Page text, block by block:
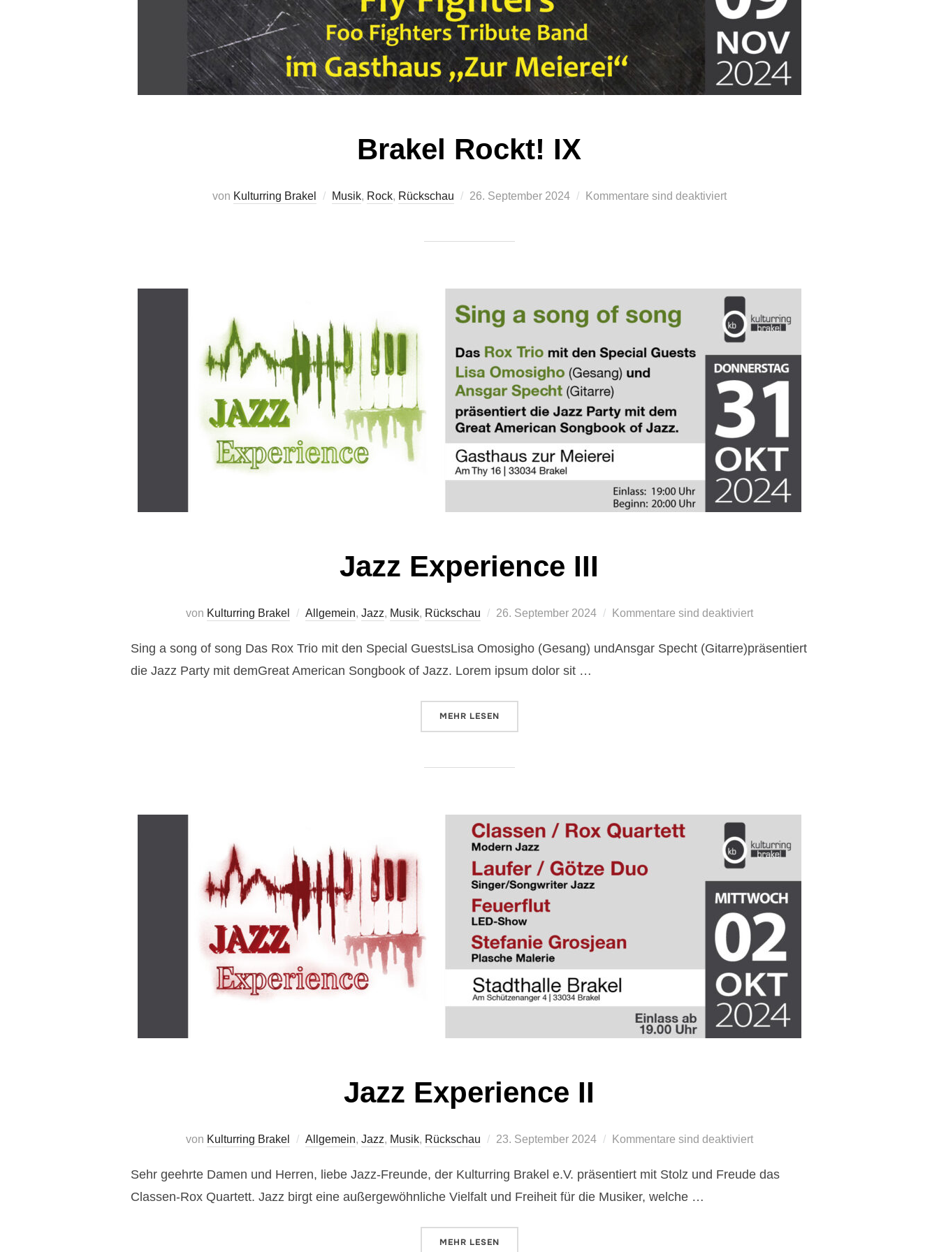
Brakel Rockt! IX
von Kulturring Brakel Musik, Rock, Rückschau
Veröffentlicht
26. September 2024 Kommentare sind deaktiviert
Jazz Experience III
von Kulturring Brakel Allgemein, Jazz, Musik, Rückschau
Veröffentlicht
26. September 2024 Kommentare sind deaktiviert
Sing a song of song Das Rox Trio mit den Special GuestsLisa Omosigho (Gesang) undAnsgar Specht (Gitarre)präsentiert
die Jazz Party mit demGreat American Songbook of Jazz. Lorem ipsum dolor sit …
MEHR ÜBER „JAZZ EXPERIENCE III“
LESEN
Jazz Experience II
von Kulturring Brakel Allgemein, Jazz, Musik, Rückschau
Veröffentlicht
23. September 2024 Kommentare sind deaktiviert
Sehr geehrte Damen und Herren, liebe Jazz-Freunde, der Kulturring Brakel e.V. präsentiert mit Stolz und Freude das
Classen-Rox Quartett. Jazz birgt eine außergewöhnliche Vielfalt und Freiheit für die Musiker, welche …
MEHR ÜBER „JAZZ EXPERIENCE II“
LESEN